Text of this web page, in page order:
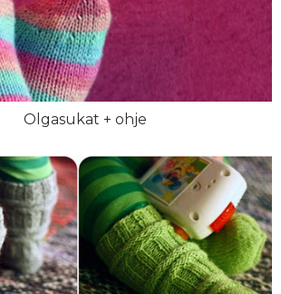
Olgasukat + ohje